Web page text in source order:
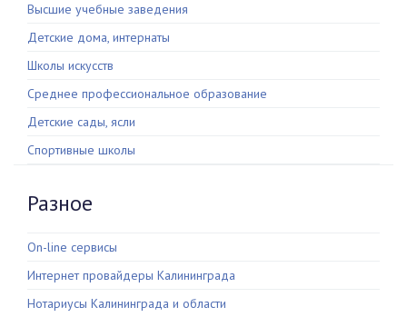
Высшие учебные заведения
Детские дома, интернаты
Школы искусств
Среднее профессиональное образование
Детские сады, ясли
Спортивные школы
Разное
On-line сервисы
Интернет провайдеры Калининграда
Нотариусы Калининграда и области